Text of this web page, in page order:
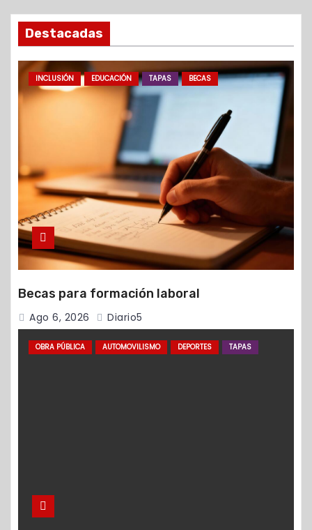
Destacadas
INCLUSIÓN EDUCACIÓN TAPAS BECAS
Becas para formación laboral
Ago 6, 2026 Diario5
OBRA PÚBLICA AUTOMOVILISMO DEPORTES TAPAS